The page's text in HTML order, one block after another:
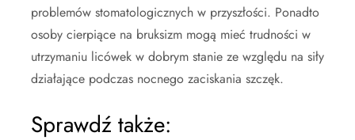
problemów stomatologicznych w przyszłości. Ponadto
osoby cierpiące na bruksizm mogą mieć trudności w
utrzymaniu licówek w dobrym stanie ze względu na siły
działające podczas nocnego zaciskania szczęk.
Sprawdź także: